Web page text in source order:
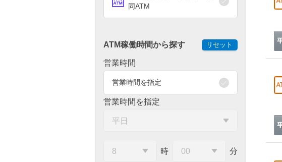
同ATM
ATM稼働時間から探す リセット
営業時間
営業時間を指定
営業時間を指定
時 分